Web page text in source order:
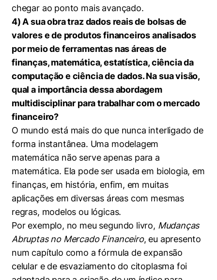
chegar ao ponto mais avançado.
4) A sua obra traz dados reais de bolsas de
valores e de produtos financeiros analisados
por meio de ferramentas nas áreas de
finanças, matemática, estatística, ciência da
computação e ciência de dados. Na sua visão,
qual a importância dessa abordagem
multidisciplinar para trabalhar com o mercado
financeiro?
O mundo está mais do que nunca interligado de
forma instantânea. Uma modelagem
matemática não serve apenas para a
matemática. Ela pode ser usada em biologia, em
finanças, em história, enfim, em muitas
aplicações em diversas áreas com mesmas
regras, modelos ou lógicas.
Por exemplo, no meu segundo livro, Mudanças
Abruptas no Mercado Financeiro, eu apresento
num capítulo como a fórmula de expansão
celular e de esvaziamento do citoplasma foi